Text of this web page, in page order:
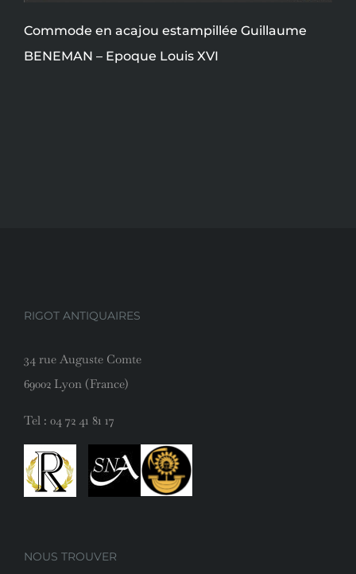
Commode en acajou estampillée Guillaume
BENEMAN – Epoque Louis XVI
RIGOT ANTIQUAIRES
34 rue Auguste Comte
69002 Lyon (France)
Tel : 04 72 41 81 17
NOUS TROUVER